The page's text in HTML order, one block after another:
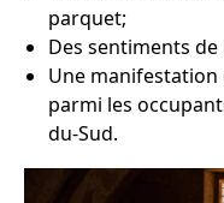
parquet;
Des sentiments
Une
parmi les
du-Sud.